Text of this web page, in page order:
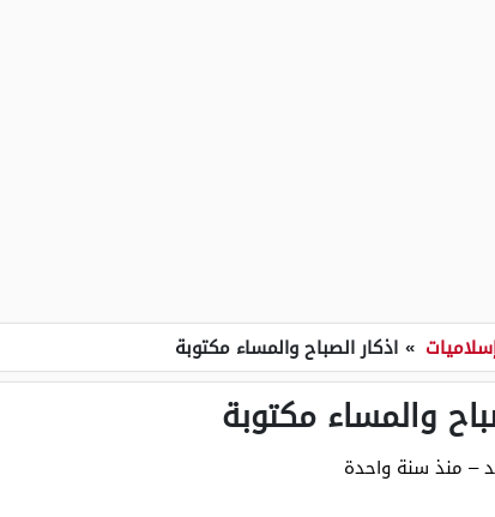
» اذكار الصباح والمساء مكتوبة
والمساء مكتوبة
– منذ سنة واحدة